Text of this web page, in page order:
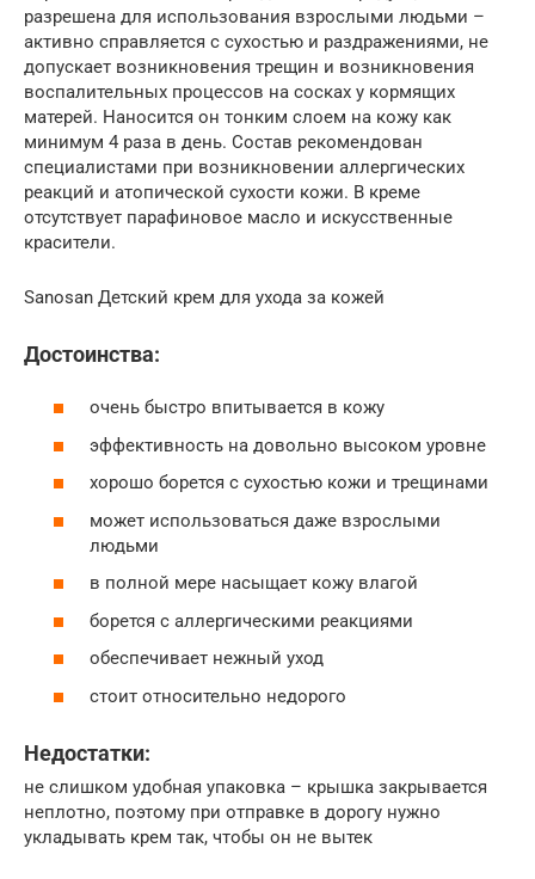
разрешена для использования взрослыми людьми –
активно справляется с сухостью и раздражениями, не
допускает возникновения трещин и возникновения
воспалительных процессов на сосках у кормящих
матерей. Наносится он тонким слоем на кожу как
минимум 4 раза в день. Состав рекомендован
специалистами при возникновении аллергических
реакций и атопической сухости кожи. В креме
отсутствует парафиновое масло и искусственные
красители.
Sanosan Детский крем для ухода за кожей
Достоинства:
очень быстро впитывается в кожу
эффективность на довольно высоком уровне
хорошо борется с сухостью кожи и трещинами
может использоваться даже взрослыми
людьми
в полной мере насыщает кожу влагой
борется с аллергическими реакциями
обеспечивает нежный уход
стоит относительно недорого
Недостатки:
не слишком удобная упаковка – крышка закрывается
неплотно, поэтому при отправке в дорогу нужно
укладывать крем так, чтобы он не вытек